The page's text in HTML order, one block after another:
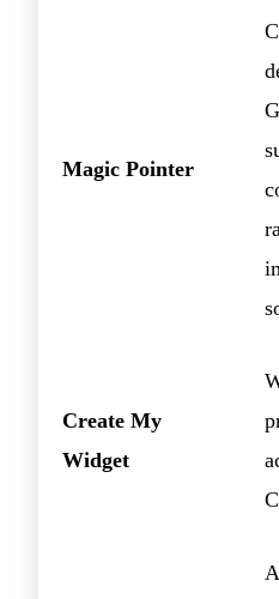
Magic Pointer
Create My
Widget